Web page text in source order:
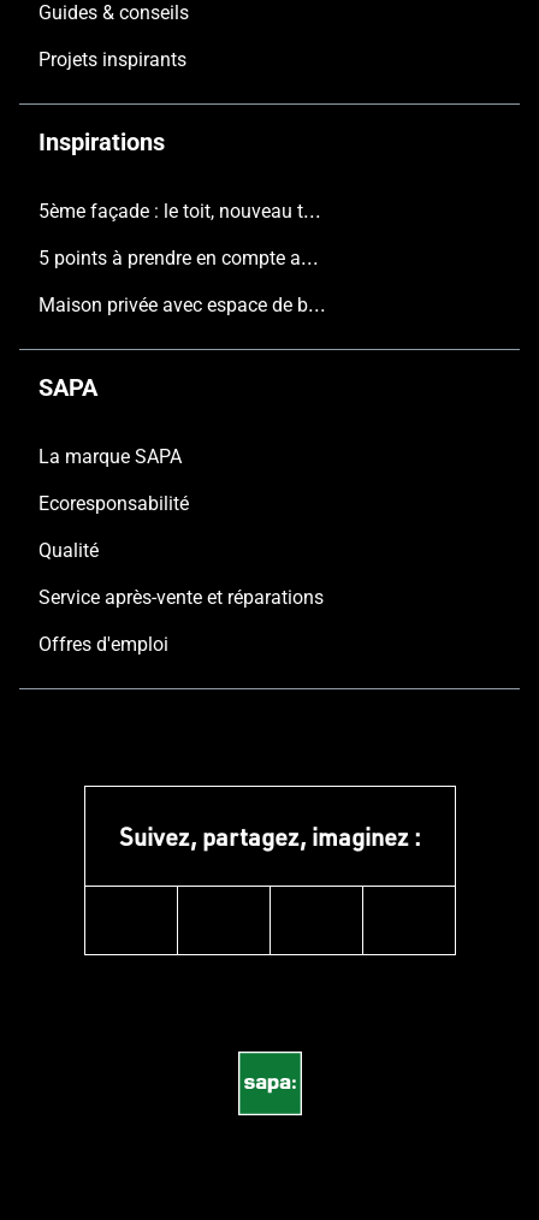
Guides & conseils
Projets inspirants
Inspirations
5ème façade : le toit, nouveau terrain de jeu de l'architecture contemporaine
5 points à prendre en compte avant de construire une nouvelle maison
Maison privée avec espace de bureau, Pajottenland
SAPA
La marque SAPA
Ecoresponsabilité
Qualité
Service après-vente et réparations
Offres d'emploi
Suivez, partagez, imaginez :